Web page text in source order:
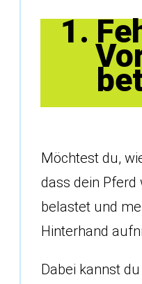
1.
Möchtest du,
dass dein Pferd
belastet und
Hinterhand
Dabei kannst